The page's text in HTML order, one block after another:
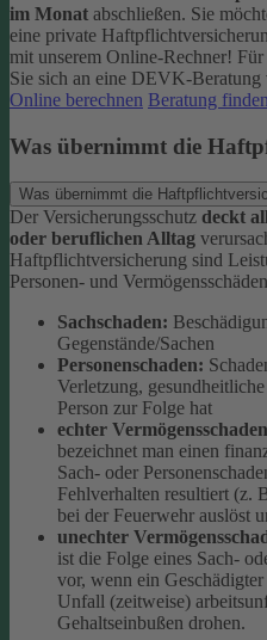
im Monat abschließen. Sie
eine private
mit unserem Online-Rechner!
Sie sich an eine DEVK-Beratung
Online berechnen Beratung finden
Was übernimmt die
Was übernimmt die
Der Versicherungsschutz deckt
oder beruflichen Alltag
Haftpflichtversicherung sind
Personen- und
Sachschaden:
Gegenstände/Sachen
Personenschaden:
Verletzung,
Person zur Folge hat
echter
bezeichnet man einen
Sach- oder
Fehlverhalten resultiert (z.
bei der Feuerwehr auslöst
unechter
ist die Folge eines Sach-
vor, wenn ein
Unfall (zeitweise)
Gehaltseinbußen drohen.